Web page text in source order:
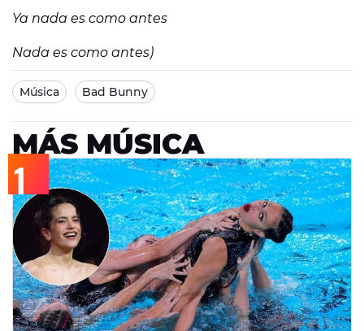
Ya nada es como antes
Nada es como antes)
Música Bad Bunny
MÁS MÚSICA